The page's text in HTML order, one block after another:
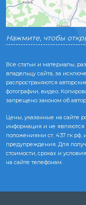
Нажмите, чтобы
Все статьи и материалы,
владельцу сайта, за
распространяются
фотографии, видео.
запрещено законом об
Цены, указанные на сайте
информация и не являются
положениями ст. 437 гк
предупреждения. Для
стоимости, сроках и
на сайте телефонам.